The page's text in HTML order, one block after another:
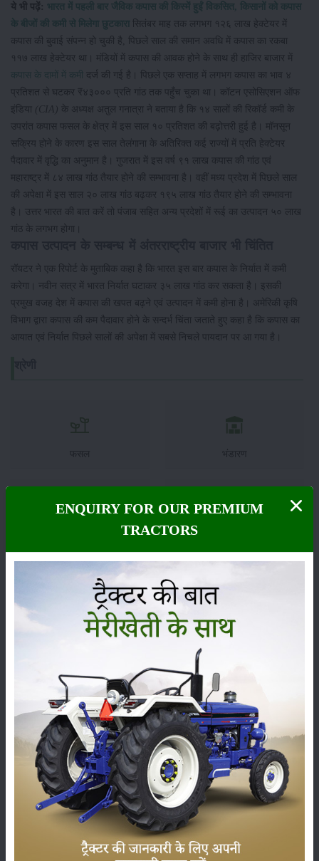
ये भी पढ़ें: भारत में पहली बार जैविक कपास की किस्में हुईं विकसित, किसानों को कपास
के बीजों की कमी से मिलेगा छुटकारा सितंबर माह तक लगभग १२६ लाख हेक्टेयर में
कपास की बुवाई संपन्न हो चुकी है, पिछले साल की समान अवधि में कपास का रकबा
११७ लाख हेक्टेयर था। मंडियों में कपास की आवक होने के साथ ही हाजिर बाजार में
कपास के दामों में कमी
दर्ज की गई है। पिछले एक सप्ताह में लगभग कपास का भाव ४
प्रतिशत से घटकर ₹४३००० प्रति गांठ तक पहुँच चुका था। कॉटन एसोसिएशन ऑफ
इंडिया (CIA) के अध्यक्ष अतुल गनात्रा ने बताया है कि १४ सालों की रिकॉर्ड कमी के
उपरांत कपास फसल के क्षेत्र में इस साल १० प्रतिशत की बढ़ोत्तरी हुई है। मॉनसून
सक्रिय होने के कारण इस साल तेलंगाना के अतिरिक्त कई राज्यों में प्रति हेक्टेयर
पैदावार में वृद्धि का अनुमान है। गुजरात में इस वर्ष ९१ लाख कपास की गांठ एवं
महाराष्ट्र में ८४ लाख गांठ तैयार होने की सम्भावना है। वहीं मध्य प्रदेश में पिछले साल
की अपेक्षा में इस साल २० लाख गांठ बढ़कर १९५ लाख गांठ तैयार होने की सम्भावना
है। उत्तर भारत की बात करें तो पंजाब सहित अन्य प्रदेशों में रूई का उत्पादन ५० लाख
गांठ के लगभग होगा।
रॉयटर ने एक रिपोर्ट के मुताबिक कहा है कि भारत इस बार कपास के निर्यात में कमी
करेगा। नवीन सत्र में भारत निर्यात घटाकर ३५ लाख गांठ कर सकता है। इसकी
प्रमुख वजह देश में कपास की खपत बढ़ने एवं उत्पादन में कमी होना है। अमेरिकी कृषि
विभाग द्वारा कपास की कम पैदावार होने के सन्दर्भ चिंता जताते हुए कहा है कि कपास का
आयात एवं निर्यात पिछले सालों की अपेक्षा में सबसे निचले पायदान पर आ गया है।
फसल भंडारण
कृषि यंत्र
सम्पादकीय अन्य
लाड़ली बहना योजना की 36वीं किस्त जारी, करोड़ों महिलाओं के
खातों में पहुंचे 1500 रुपये
16-May-2026
ट्रैक्टर बिक्री में महिंद्रा ने अप्रैल 2026 में दर्ज की 20% से
अधिक वृद्धि
01-May-2026
ENQUIRY FOR OUR PREMIUM
TRACTORS